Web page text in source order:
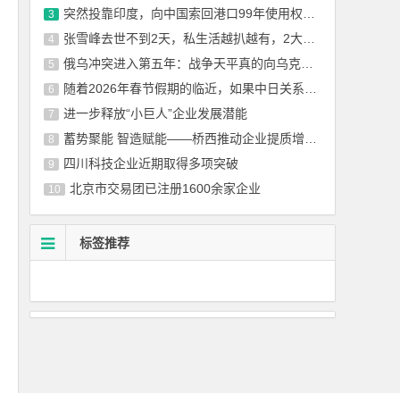
3 突然投靠印度，向中国索回港口99年使用权，中方：赔偿金一分不能少！
4 张雪峰去世不到2天，私生活越扒越有，2大爱好成催命符 名下无房
5 俄乌冲突进入第五年：战争天平真的向乌克兰倾斜了吗？
6 随着2026年春节假期的临近，如果中日关系没有实质性改善，赴日出行需求很难
7 进一步释放“小巨人”企业发展潜能
8 蓄势聚能 智造赋能——桥西推动企业提质增效，向新而行
9 四川科技企业近期取得多项突破
10 北京市交易团已注册1600余家企业
标签推荐